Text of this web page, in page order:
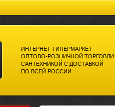
ИНТЕРНЕТ-ГИПЕРМАРКЕТ
ОПТОВО-РОЗНИЧНОЙ ТОРГОВЛИ
САНТЕХНИКОЙ С ДОСТАВКОЙ
ПО ВСЕЙ РОССИИ